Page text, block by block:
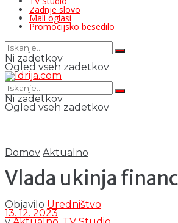
Zadnje slovo
Mali oglasi
Promocijsko besedilo
Ni zadetkov
Ogled vseh zadetkov
Ni zadetkov
Ogled vseh zadetkov
Domov Aktualno
Vlada ukinja
Objavilo Uredništvo
13. 12. 2023